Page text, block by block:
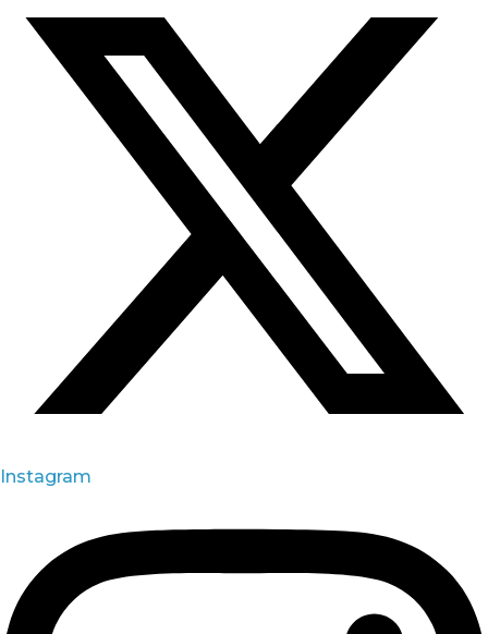
Instagram